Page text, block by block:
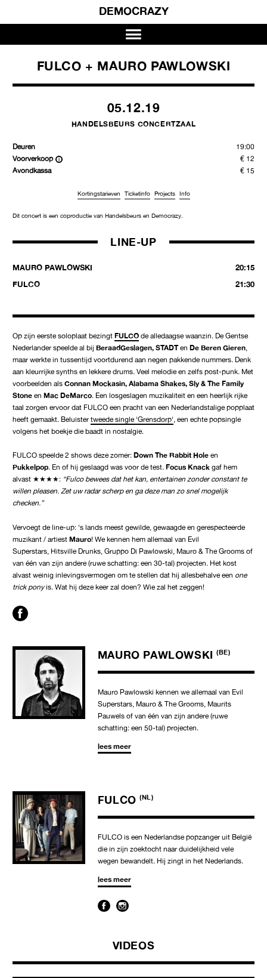
DEMOCRAZY
Op zijn eerste soloplaat bezingt FULCO de alledaagse waanzin. De Gentse
Nederlander speelde al bij BeraadGeslagen, STADTen De Beren Gieren,
maar werkte in tussentijd voortdurend aan negen pakkende nummers. Denk
aan kleurrijke synths en lekkere drums. Veel melodie en zelfs post-punk. Met
voorbeelden als Connan Mockasin, Alabama Shakes, Sly & The Family
Stone en Mac DeMarco. Een losgeslagen muzikaliteit en een heerlijk rijke
taal zorgen ervoor dat FULCO een pracht van een Nederlandstalige popplaat
heeft gemaakt. Beluister tweede single 'Grensdorp', een echte popsingle
volgens het boekje die baadt in nostalgie.
FULCO speelde 2 shows deze zomer: Down The Rabbit Hole en
Pukkelpop. En of hij geslaagd was voor de test. Focus Knack gaf hem
alvast ★★★★: “Fulco bewees dat het kan, entertainen zonder constant te
willen pleasen. Zet uw radar scherp en ga deze man zo snel mogelijk
checken.”
Vervoegt de line-up: 's lands meest gewilde, gewaagde en gerespecteerde
muzikant / artiest Mauro! We kennen hem allemaal van Evil
Superstars, Hitsville Drunks, Gruppo Di Pawlowski, Mauro & The Grooms of
van één van zijn andere (ruwe schatting: een 30-tal) projecten. Het kost
alvast weinig inlevingsvermogen om te stellen dat hij allesbehalve een one
trick ponyis. Wat hij deze keer zal doen? Wie zal het zeggen!
MAURO PAWLOWSKI (BE)
Mauro Pawlowski kennen we allemaal van Evil
Superstars, Mauro & The Grooms, Maurits
Pauwels of van één van zijn andere (ruwe
schatting: een 50-tal) projecten.
lees meer
FULCO (NL)
FULCO is een Nederlandse popzanger uit België
die in zijn zoektocht naar duidelijkheid vele
wegen bewandelt. Hij zingt in het Nederlands.
lees meer
VIDEOS
FULCO + MAURO PAWLOWSKI
05.12.19
HANDELSBEURS CONCERTZAAL
Deuren
19:00
Voorverkoop
€ 12
Avondkassa
€ 15
Kortingstarieven Ticketinfo Projects Info
Dit concert is een coproductie van Handelsbeurs en Democrazy.
LINE-UP
MAURO PAWLOWSKI
20:15
FULCO
21:30